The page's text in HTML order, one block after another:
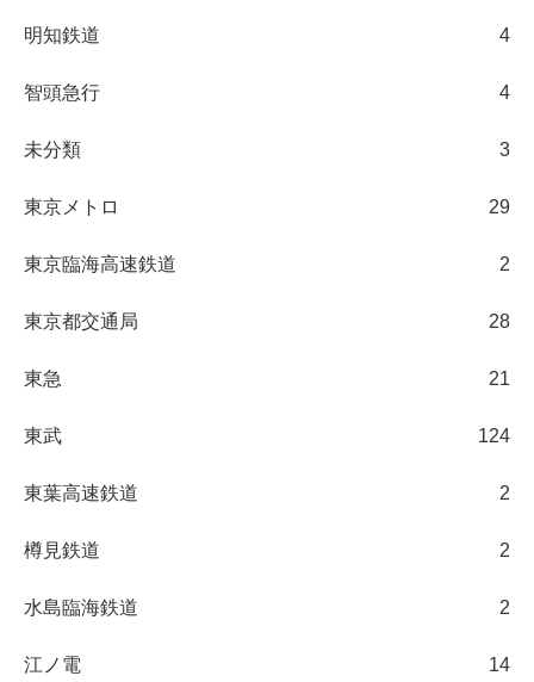
明知鉄道 4
智頭急行 4
未分類 3
東京メトロ 29
東京臨海高速鉄道 2
東京都交通局 28
東急 21
東武 124
東葉高速鉄道 2
樽見鉄道 2
水島臨海鉄道 2
江ノ電 14